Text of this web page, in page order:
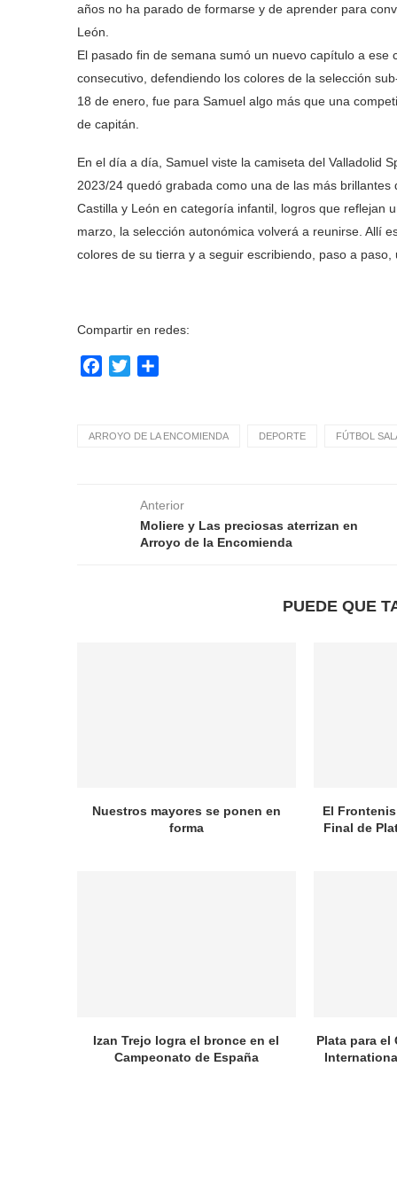
años no ha parado de formarse y de aprender para
León.
El pasado fin de semana sumó un nuevo capítulo a
consecutivo, defendiendo los colores de la selección
18 de enero, fue para Samuel algo más que una
de capitán.
En el día a día, Samuel viste la camiseta del Valladolid
2023/24 quedó grabada como una de las más
Castilla y León en categoría infantil, logros que reflejan
marzo, la selección autonómica volverá a reunirse. Allí
colores de su tierra y a seguir escribiendo, paso a
Compartir en redes:
Facebook
Twitter
ARROYO DE LA ENCOMIENDA DEPORTE FÚTBOL
Anterior
Moliere y Las preciosas aterrizan en
Arroyo de la Encomienda
PUEDE QUE
Nuestros mayores se ponen en
forma
El
Final de
Izan Trejo logra el bronce en el
Campeonato de España
Plata para el